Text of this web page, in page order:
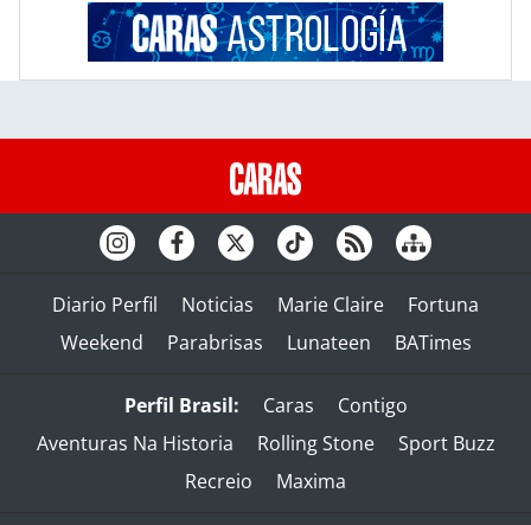
Diario Perfil Noticias Marie Claire
Fortuna
Weekend
Parabrisas Lunateen BATimes
Perfil Brasil: Caras
Contigo
Aventuras Na Historia
Rolling Stone
Sport Buzz
Recreio
Maxima